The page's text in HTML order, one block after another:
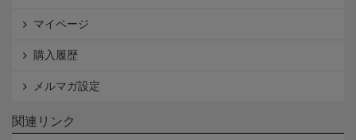
マイページ
購入履歴
メルマガ設定
関連リンク